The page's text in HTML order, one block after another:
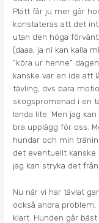
Plätt får ju mer går
konstateras att det
utan den höga
(daaa, ja ni kan kalla
”köra ur henne”
kanske var en ide att
tävling, dvs bara
skogspromenad i en
landa lite. Men jag
bra upplägg för oss.
hundar och min
det eventuellt kanske
jag kan stryka det från
Nu när vi har tävlat
också andra
klart. Hunden går